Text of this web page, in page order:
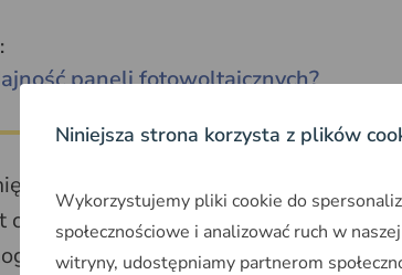
paneli fotowoltaicznych?
że
on coraz dłuższy – dziś szacuje się, że
pracować zachowując ok. 90 %
Niniejsza strona korzysta z plików
Wykorzystujemy pliki cookie do
społecznościowe i analizować ruch w
witryny, udostępniamy partnerom